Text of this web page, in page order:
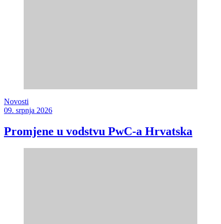
Novosti
09. srpnja 2026
Promjene u vodstvu PwC-a Hrvatska